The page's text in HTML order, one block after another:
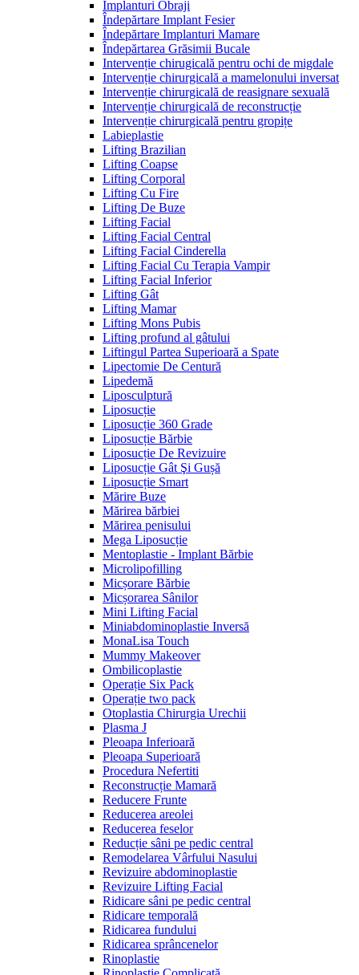
Implanturi Obraji
Îndepărtare Implant Fesier
Îndepărtare Implanturi Mamare
Îndepărtarea Grăsimii Bucale
Intervenție chirugicală pentru ochi de migdale
Intervenție chirurgicală a mamelonului inversat
Intervenție chirurgicală de reasignare sexuală
Intervenție chirurgicală de reconstrucție
Intervenție chirurgicală pentru gropițe
Labieplastie
Lifting Brazilian
Lifting Coapse
Lifting Corporal
Lifting Cu Fire
Lifting De Buze
Lifting Facial
Lifting Facial Central
Lifting Facial Cinderella
Lifting Facial Cu Terapia Vampir
Lifting Facial Inferior
Lifting Gât
Lifting Mamar
Lifting Mons Pubis
Lifting profund al gâtului
Liftingul Partea Superioară a Spate
Lipectomie De Centură
Lipedemă
Liposculptură
Liposucție
Liposucție 360 Grade
Liposucție Bărbie
Liposucție De Revizuire
Liposucție Gât Şi Gușă
Liposucție Smart
Mărire Buze
Mărirea bărbiei
Mărirea penisului
Mega Liposucție
Mentoplastie - Implant Bărbie
Microlipofilling
Micșorare Bărbie
Micșorarea Sânilor
Mini Lifting Facial
Miniabdominoplastie Inversă
MonaLisa Touch
Mummy Makeover
Ombilicoplastie
Operație Six Pack
Operație two pack
Otoplastia Chirurgia Urechii
Plasma J
Pleoapa Inferioară
Pleoapa Superioară
Procedura Nefertiti
Reconstrucție Mamară
Reducere Frunte
Reducerea areolei
Reducerea feselor
Reducție sâni pe pedic central
Remodelarea Vârfului Nasului
Revizuire abdominoplastie
Revizuire Lifting Facial
Ridicare sâni pe pedic central
Ridicare temporală
Ridicarea fundului
Ridicarea sprâncenelor
Rinoplastie